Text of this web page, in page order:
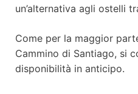
un’alternativa agli ostelli
Come per la maggior
Cammino di Santiago, si
disponibilità in anticipo.